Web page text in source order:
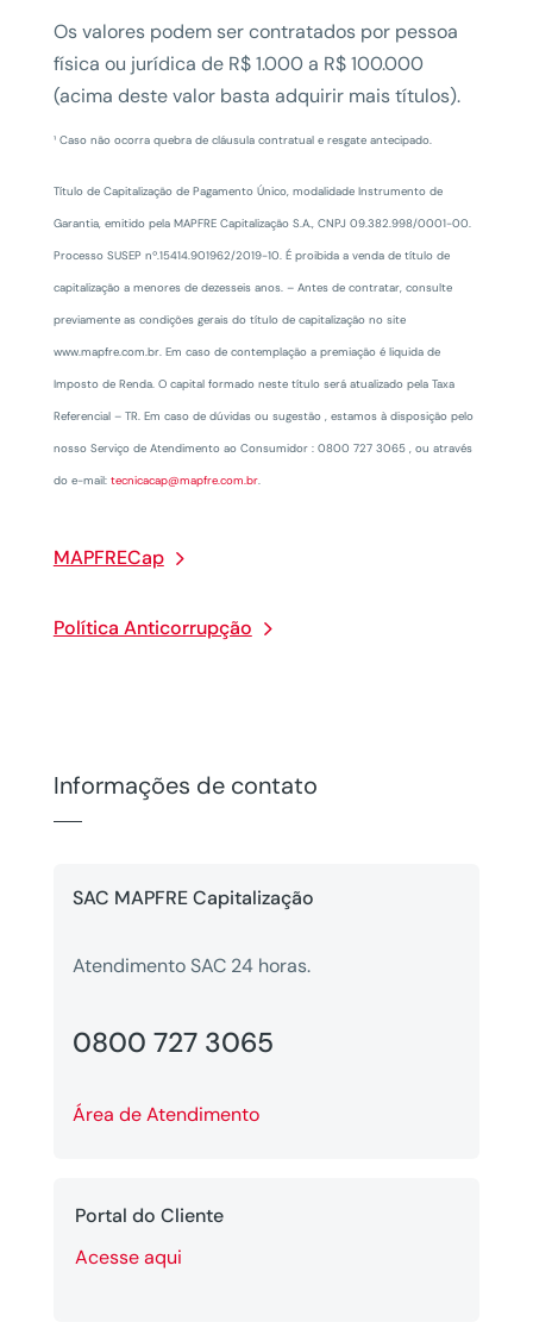
Os valores podem ser contratados por pessoa
física ou jurídica de R$ 1.000 a R$ 100.000
(acima deste valor basta adquirir mais títulos).
¹ Caso não ocorra quebra de cláusula contratual e resgate antecipado.
Título de Capitalização de Pagamento Único, modalidade Instrumento de
Garantia, emitido pela MAPFRE Capitalização S.A., CNPJ 09.382.998/0001-00.
Processo SUSEP nº.15414.901962/2019-10. É proibida a venda de título de
capitalização a menores de dezesseis anos. – Antes de contratar, consulte
previamente as condições gerais do título de capitalização no site
www.mapfre.com.br. Em caso de contemplação a premiação é liquida de
Imposto de Renda. O capital formado neste título será atualizado pela Taxa
Referencial – TR. Em caso de dúvidas ou sugestão , estamos à disposição pelo
nosso Serviço de Atendimento ao Consumidor : 0800 727 3065 , ou através
do e-mail: tecnicacap@mapfre.com.br.
MAPFRECap
Política Anticorrupção
Informações de contato
SAC MAPFRE Capitalização
Atendimento SAC 24 horas.
0800 727 3065
Área de Atendimento
Portal do Cliente
Acesse aqui